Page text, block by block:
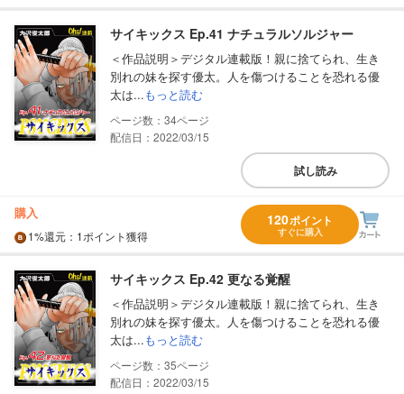
サイキックス Ep.41 ナチュラルソルジャー
＜作品説明＞デジタル連載版！親に捨てられ、生き
別れの妹を探す優太。人を傷つけることを恐れる優
太は...もっと読む
34
配信日：2022/03/15
試し読み
購入
1%還元 ：1ポイント獲得
120ポイント
すぐに購入
サイキックス Ep.42 更なる覚醒
＜作品説明＞デジタル連載版！親に捨てられ、生き
別れの妹を探す優太。人を傷つけることを恐れる優
太は...もっと読む
35
配信日：2022/03/15